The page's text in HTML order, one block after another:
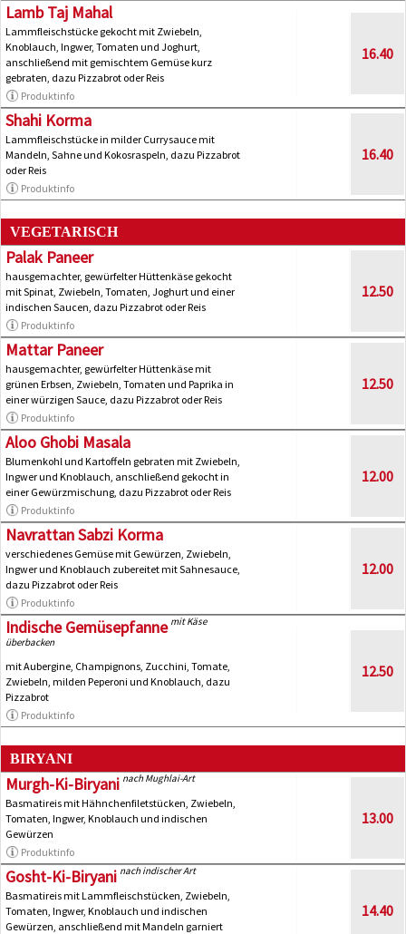
Lamb Taj Mahal
Lammfleischstücke gekocht mit Zwiebeln,
Knoblauch, Ingwer, Tomaten und Joghurt,
anschließend mit gemischtem Gemüse kurz
gebraten, dazu Pizzabrot oder Reis
Produktinfo
16.40
Shahi Korma
Lammfleischstücke in milder Currysauce mit
Mandeln, Sahne und Kokosraspeln, dazu Pizzabrot
oder Reis
Produktinfo
16.40
VEGETARISCH
Palak Paneer
hausgemachter, gewürfelter Hüttenkäse gekocht
mit Spinat, Zwiebeln, Tomaten, Joghurt und einer
indischen Saucen, dazu Pizzabrot oder Reis
Produktinfo
12.50
Mattar Paneer
hausgemachter, gewürfelter Hüttenkäse mit
grünen Erbsen, Zwiebeln, Tomaten und Paprika in
einer würzigen Sauce, dazu Pizzabrot oder Reis
Produktinfo
12.50
Aloo Ghobi Masala
Blumenkohl und Kartoffeln gebraten mit Zwiebeln,
Ingwer und Knoblauch, anschließend gekocht in
einer Gewürzmischung, dazu Pizzabrot oder Reis
Produktinfo
12.00
Navrattan Sabzi Korma
verschiedenes Gemüse mit Gewürzen, Zwiebeln,
Ingwer und Knoblauch zubereitet mit Sahnesauce,
dazu Pizzabrot oder Reis
Produktinfo
12.00
Indische Gemüsepfanne mit Käse
überbacken
mit Aubergine, Champignons, Zucchini, Tomate,
Zwiebeln, milden Peperoni und Knoblauch, dazu
Pizzabrot
Produktinfo
12.50
BIRYANI
Murgh-Ki-Biryani nach Mughlai-Art
Basmatireis mit Hähnchenfiletstücken, Zwiebeln,
Tomaten, Ingwer, Knoblauch und indischen
Gewürzen
Produktinfo
13.00
Gosht-Ki-Biryani nach indischer Art
Basmatireis mit Lammfleischstücken, Zwiebeln,
Tomaten, Ingwer, Knoblauch und indischen
Gewürzen, anschließend mit Mandeln garniert
14.40